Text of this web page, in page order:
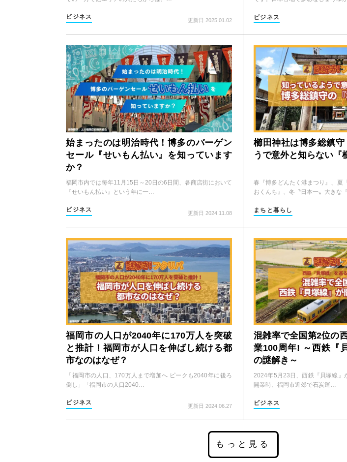
ビジネス 更新日 2025.01.02 ビジネス
始まったのは明治時代！博多のバーゲン
セール『せいもん払い』を知っています
か？
福岡市内では毎年11月15日～20日の6日間、各商店街において
『せいもん払い』という年に一…
ビジネス 更新日 2024.11.08
櫛田神社は博多総鎮
うで意外と知らない
春『博多どんたく港まつり』、夏
おくんち』、冬〝日本一〟大きな
まちと暮らし
福岡市の人口が2040年に170万人を突破
と推計！福岡市が人口を伸ばし続ける都
市なのはなぜ？
「福岡市の人口、170万人まで増加へ ピークも2040年に後ろ
倒し」「福岡市の人口2040…
ビジネス 更新日 2024.06.27
混雑率で全国第2位の
業100周年! ～西鉄『
の謎解き～
2024年5月23日、西鉄『貝塚線』
開業時、福岡市近郊で石炭運…
ビジネス
もっと見る